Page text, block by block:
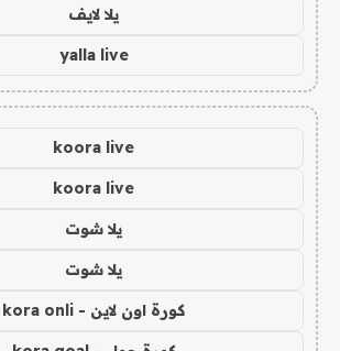
يلا لايف
yalla live
koora live
koora live
يلا شوت
يلا شوت
كورة اون لاين - kora onli